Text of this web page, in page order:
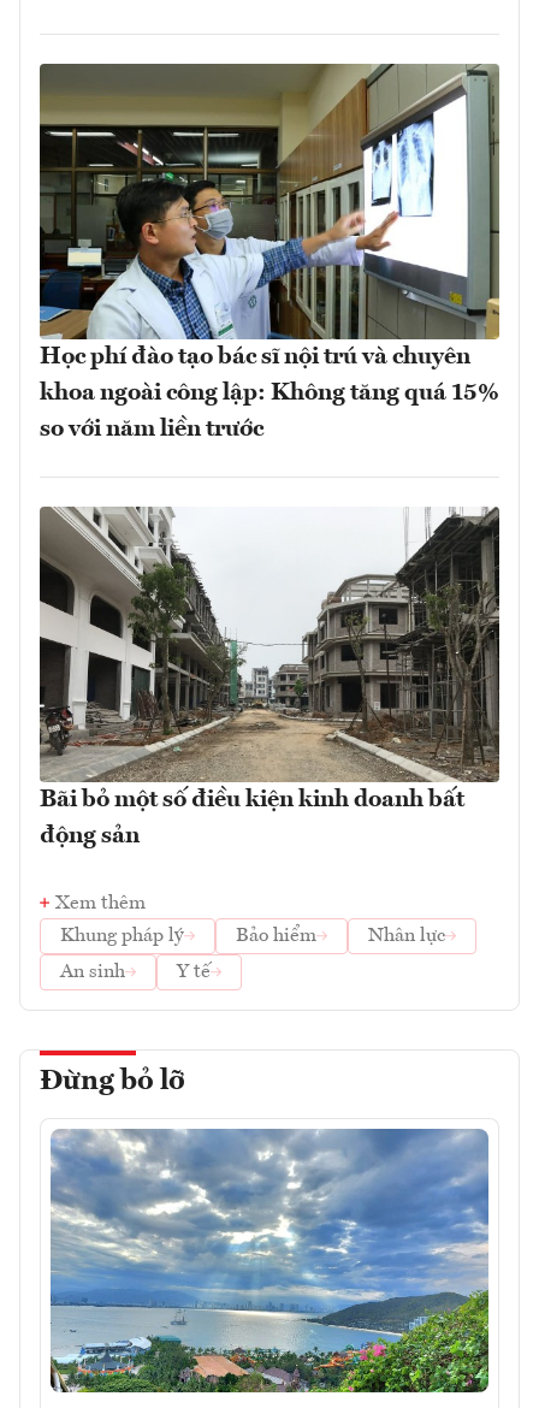
Học phí đào tạo bác sĩ nội trú và chuyên
khoa ngoài công lập: Không tăng quá 15%
so với năm liền trước
Bãi bỏ một số điều kiện kinh doanh bất
động sản
Xem thêm
Khung pháp lý
Bảo hiểm
Nhân lực
An sinh
Y tế
Đừng bỏ lỡ